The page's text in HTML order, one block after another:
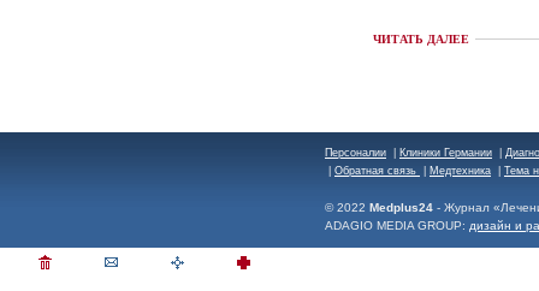
ЧИТАТЬ ДАЛЕЕ
Персоналии Клиники Германии
Обратная связь Медтехника Тема
© 2022 Medplus24 - Журнал
ADAGIO MEDIA GROUP: дизайн и